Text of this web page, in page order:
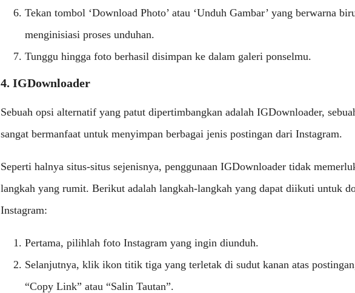
Tekan tombol ‘Download Photo’ atau ‘Unduh Gambar’ yang berwarna
menginisiasi proses unduhan.
Tunggu hingga foto berhasil disimpan ke dalam galeri ponselmu.
4. IGDownloader
Sebuah opsi alternatif yang patut dipertimbangkan adalah IGDownloader,
sangat bermanfaat untuk menyimpan berbagai jenis postingan dari Instagram.
Seperti halnya situs-situs sejenisnya, penggunaan IGDownloader tidak
langkah yang rumit. Berikut adalah langkah-langkah yang dapat diikuti untuk
Instagram:
Pertama, pilihlah foto Instagram yang ingin diunduh.
Selanjutnya, klik ikon titik tiga yang terletak di sudut kanan atas
“Copy Link” atau “Salin Tautan”.